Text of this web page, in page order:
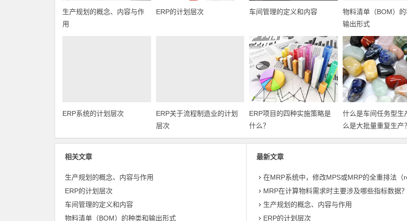
生产规划的概念、内容与作
用
ERP的计划层次 车间管理的定义和内容
物料清单（BOM）
输出形式
ERP系统的计划层次
ERP关于流程制造业的计划
层次
ERP项目的四种实施策略是
什么？
什么是车间任务型生
么是大批量重复生产？
相关文章
生产规划的概念、内容与作用
ERP的计划层次
车间管理的定义和内容
物料清单（BOM）的种类和输出形式
最新文章
在MRP系统中，修改MPS或MRP的全重排法（regeneration）和净改
MRP在计算物料需求时主要涉及哪些指标数据？
生产规划的概念、内容与作用
ERP的计划层次